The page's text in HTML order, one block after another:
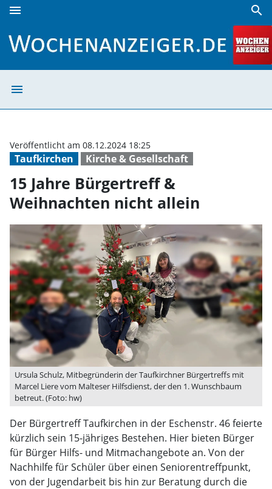
menu search
menu
Taufkirchen Kirche & Gesellschaft
Veröffentlicht am 08.12.2024 18:25
15 Jahre Bürgertreff &
Weihnachten nicht allein
Ursula Schulz, Mitbegründerin der Taufkirchner Bürgertreffs mit
Marcel Liere vom Malteser Hilfsdienst, der den 1. Wunschbaum
betreut. (Foto: hw)
Der Bürgertreff Taufkirchen in der Eschenstr. 46 feierte
kürzlich sein 15-jähriges Bestehen. Hier bieten Bürger
für Bürger Hilfs- und Mitmachangebote an. Von der
Nachhilfe für Schüler über einen Seniorentreffpunkt,
von der Jugendarbeit bis hin zur Beratung durch die